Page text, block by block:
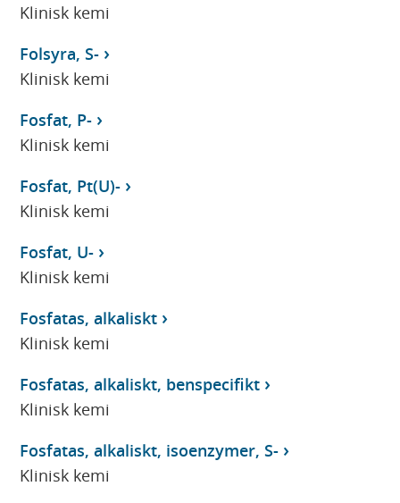
Klinisk kemi
Folsyra, S-
Klinisk kemi
Fosfat, P-
Klinisk kemi
Fosfat, Pt(U)-
Klinisk kemi
Fosfat, U-
Klinisk kemi
Fosfatas, alkaliskt
Klinisk kemi
Fosfatas, alkaliskt, benspecifikt
Klinisk kemi
Fosfatas, alkaliskt, isoenzymer, S-
Klinisk kemi